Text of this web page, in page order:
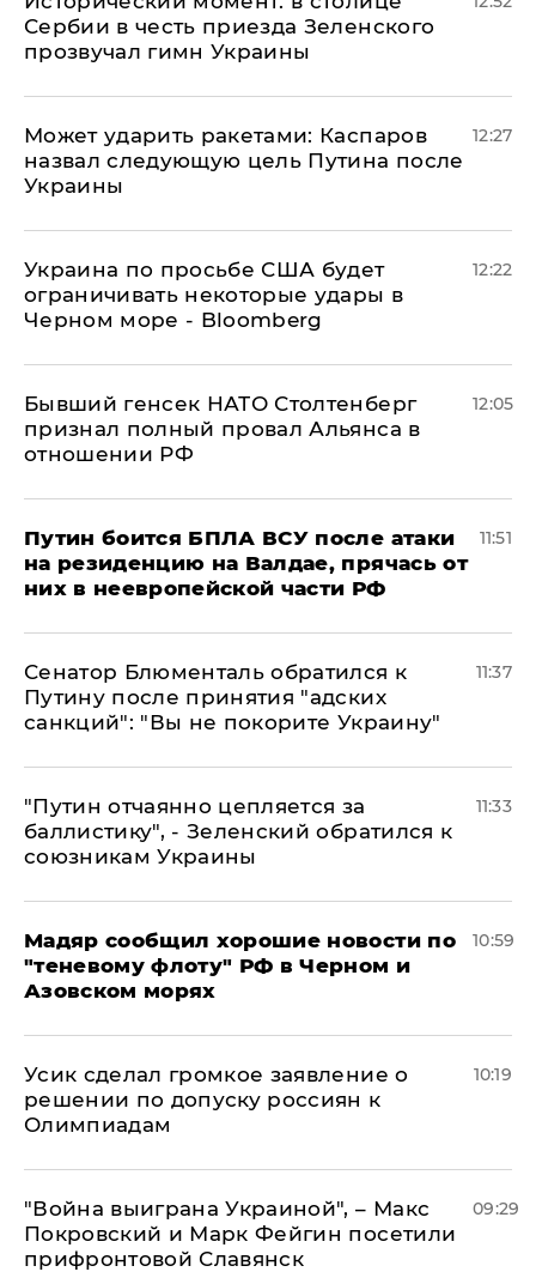
Сербии в честь приезда Зеленского
прозвучал гимн Украины
Может ударить ракетами: Каспаров
назвал следующую цель Путина после
Украины
12:27
Украина по просьбе США будет
ограничивать некоторые удары в
Черном море - Bloomberg
12:22
Бывший генсек НАТО Столтенберг
признал полный провал Альянса в
отношении РФ
12:05
Путин боится БПЛА ВСУ после атаки
на резиденцию на Валдае, прячась от
них в неевропейской части РФ
11:51
Сенатор Блюменталь обратился к
Путину после принятия "адских
санкций": "Вы не покорите Украину"
11:37
"Путин отчаянно цепляется за
баллистику", - Зеленский обратился к
союзникам Украины
11:33
Мадяр сообщил хорошие новости по
"теневому флоту" РФ в Черном и
Азовском морях
10:59
Усик сделал громкое заявление о
решении по допуску россиян к
Олимпиадам
10:19
"Война выиграна Украиной", – Макс
Покровский и Марк Фейгин посетили
прифронтовой Славянск
09:29